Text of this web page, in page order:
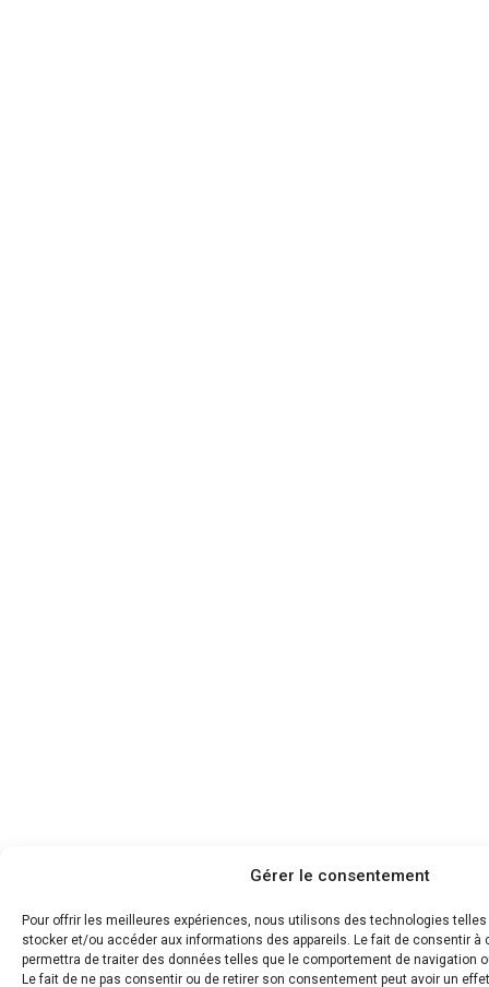
Gérer le consentement
Pour offrir les meilleures expériences, nous utilisons des technologies
stocker et/ou accéder aux informations des appareils. Le fait de consentir à
permettra de traiter des données telles que le comportement de navigation
Le fait de ne pas consentir ou de retirer son consentement peut avoir un